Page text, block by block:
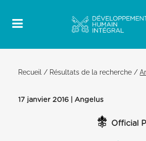
Recueil / Résultats de la recherche /
17 janvier 2016 | Angelus
Official